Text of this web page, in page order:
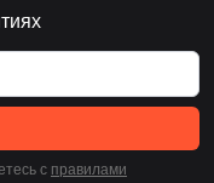
c правилами